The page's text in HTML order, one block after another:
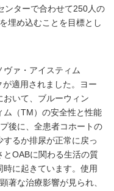
ンターで合わせて250人の
埋め込むことを目標とし
ァ・アイスティム
が適用されました。ヨー
おいて、ブルーウィン
ム（TM）の安全性と性能
後に、全患者コホートの
るか排尿が正常に戻っ
とOABに関わる生活の質
に起きています。使用
著な治療影響が見られ、